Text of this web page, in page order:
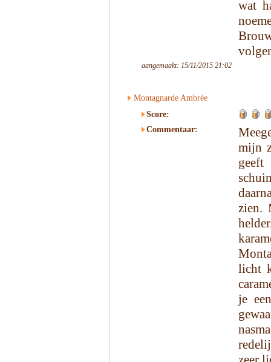
wat
aangemaakt: 15/11/2015 21:02
Montagnarde Ambrée
Score:
Commentaar:
mijn
zien.
licht
je